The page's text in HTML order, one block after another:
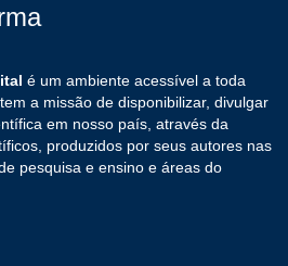
é um ambiente acessível a toda
a missão de disponibilizar, divulgar
em nosso país, através da
produzidos por seus autores nas
pesquisa e ensino e áreas do